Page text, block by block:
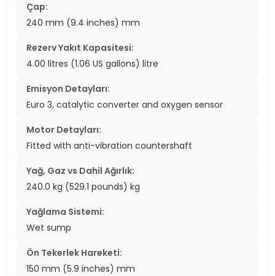
Çap:
240 mm (9.4 inches) mm
Rezerv Yakıt Kapasitesi:
4.00 litres (1.06 US gallons) litre
Emisyon Detayları:
Euro 3, catalytic converter and oxygen sensor
Motor Detayları:
Fitted with anti-vibration countershaft
Yağ, Gaz vs Dahil Ağırlık:
240.0 kg (529.1 pounds) kg
Yağlama Sistemi:
Wet sump
Ön Tekerlek Hareketi:
150 mm (5.9 inches) mm